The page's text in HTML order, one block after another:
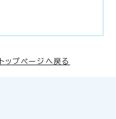
トップページへ戻る